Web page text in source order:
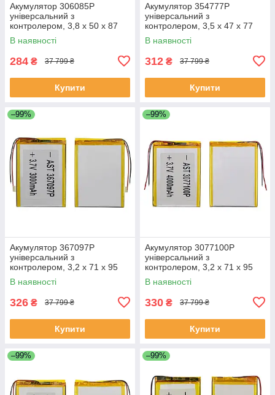
Акумулятор 306085P
універсальний з
контролером, 3,8 х 50 х 87
мм (1100 mAh)/ для
смартфона, планшета
В наявності
284 ₴ 37 799 ₴
Купити
Акумулятор 354777P
універсальний з
контролером, 3,5 х 47 х 77
мм (1350 mAh)/ для
смартфона, планшета
В наявності
312 ₴ 37 799 ₴
Купити
–99%
Акумулятор 367097P
універсальний з
контролером, 3,2 х 71 х 95
мм (3000 mAh)/Nomi Corsa
Tablet C070010/Nomi Corsa
В наявності
326 ₴ 37 799 ₴
Купити
–99%
Акумулятор 3077100P
універсальний з
контролером, 3,2 х 71 х 95
мм (3000 mAh)/ для
смартфона, планшета
В наявності
330 ₴ 37 799 ₴
Купити
–99% –99%